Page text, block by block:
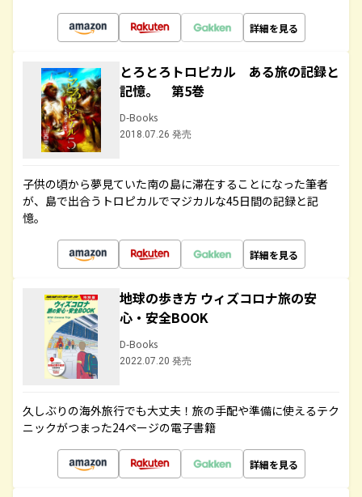
詳細を見る
とろとろトロピカル ある旅の記録と
記憶。 第5巻
D-Books
2018.07.26 発売
子供の頃から夢見ていた南の島に滞在することになった筆者
が、島で出合うトロピカルでマジカルな45日間の記録と記
憶。
詳細を見る
地球の歩き方 ウィズコロナ旅の安
心・安全BOOK
D-Books
2022.07.20 発売
久しぶりの海外旅行でも大丈夫！旅の手配や準備に使えるテク
ニックがつまった24ページの電子書籍
詳細を見る